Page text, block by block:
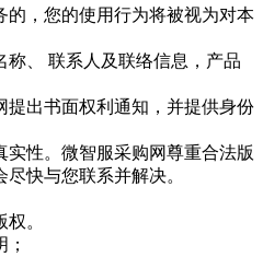
的，您的使用行为将被视为对本
、 联系人及联络信息，产品
提出书面权利通知，并提供身份
性。微智服采购网尊重合法版
快与您联系并解决。
。